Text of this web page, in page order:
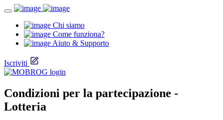
Chi siamo
Come funziona?
Aiuto & Supporto
Iscriviti
Condizioni per la partecipazione -
Lotteria